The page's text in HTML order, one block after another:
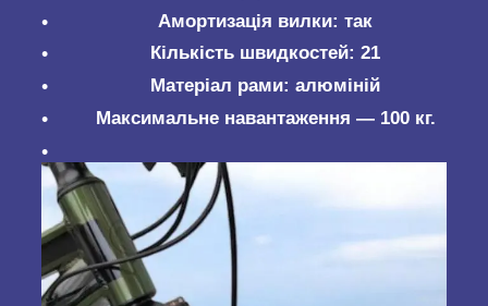
Амортизація вилки: так
Кількість швидкостей: 21
Матеріал рами: алюміній
Максимальне навантаження — 100 кг.